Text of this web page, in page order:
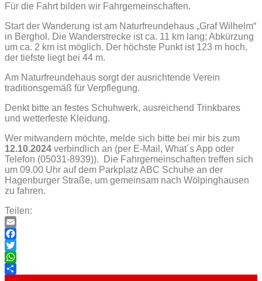
Für die Fahrt bilden wir Fahrgemeinschaften.
Start der Wanderung ist am Naturfreundehaus „Graf Wilhelm“
in Berghol. Die Wanderstrecke ist ca. 11 km lang; Abkürzung
um ca. 2 km ist möglich. Der höchste Punkt ist 123 m hoch,
der tiefste liegt bei 44 m.
Am Naturfreundehaus sorgt der ausrichtende Verein
traditionsgemäß für Verpflegung.
Denkt bitte an festes Schuhwerk, ausreichend Trinkbares
und wetterfeste Kleidung.
Wer mitwandern möchte, melde sich bitte bei mir bis zum
12.10.2024 verbindlich an (per E-Mail, What´s App oder
Telefon (05031-8939)). Die Fahrgemeinschaften treffen sich
um 09.00 Uhr auf dem Parkplatz ABC Schuhe an der
Hagenburger Straße, um gemeinsam nach Wölpinghausen
zu fahren.
Teilen:
Email
Facebook
Twitter
WhatsApp